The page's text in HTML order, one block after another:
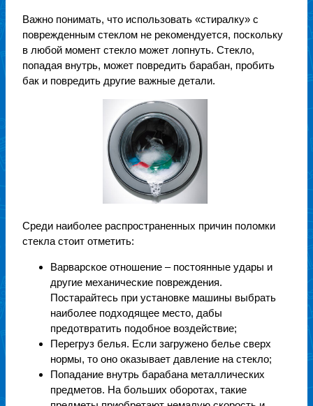
Важно понимать, что использовать «стиралку» с
поврежденным стеклом не рекомендуется, поскольку
в любой момент стекло может лопнуть. Стекло,
попадая внутрь, может повредить барабан, пробить
бак и повредить другие важные детали.
Среди наиболее распространенных причин поломки
стекла стоит отметить:
Варварское отношение – постоянные удары и
другие механические повреждения.
Постарайтесь при установке машины выбрать
наиболее подходящее место, дабы
предотвратить подобное воздействие;
Перегруз белья. Если загружено белье сверх
нормы, то оно оказывает давление на стекло;
Попадание внутрь барабана металлических
предметов. На больших оборотах, такие